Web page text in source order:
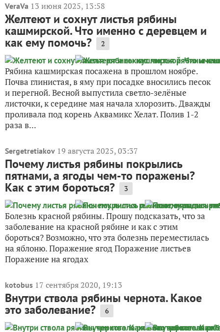
VeraVa 13 июня 2025, 13:58
Желтеют и сохнут листья рябины
кашмирской. Что именно с деревцем и
как ему помочь? 2
Рябина кашмирская посажена в прошлом ноябре.
Почва глинистая, в яму при посадке вносились песок
и перегной. Весной выпустила светло-зелёные
листочки, к середине мая начала хлорозить. Дважды
проливала под корень Аквамикс Хелат. Полив 1-2
раза в...
Sergetretiakov 19 августа 2025, 03:37
Почему листья рябины покрылись
пятнами, а ягоды чем-то поражены?
Как с этим бороться? 3
Болезнь красной рябины. Прошу подсказать, что за
заболевание на красной рябине и как с этим
бороться? Возможно, что эта болезнь переместилась
на яблоню. Поражение ягод Поражение листьев
Поражение на ягодах
kotobus 17 сентября 2020, 19:13
Внутри ствола рябины чернота. Какое
это заболевание? 6